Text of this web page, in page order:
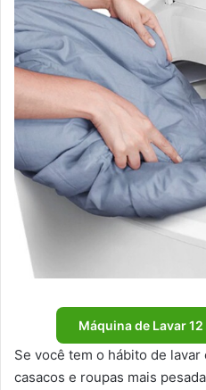
Máquina de Lavar
Se você tem o hábito de
casacos e roupas mais